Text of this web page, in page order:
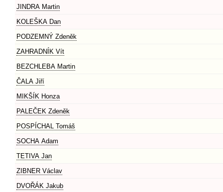
JINDRA Martin
KOLEŠKA Dan
PODZEMNÝ Zdeněk
ZAHRADNÍK Vít
BEZCHLEBA Martin
ČALA Jiří
MIKŠÍK Honza
PALEČEK Zdeněk
POSPÍCHAL Tomáš
SOCHA Adam
TETIVA Jan
ZIBNER Václav
DVOŘÁK Jakub